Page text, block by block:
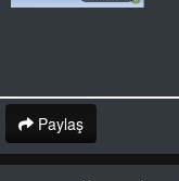
Paylaş